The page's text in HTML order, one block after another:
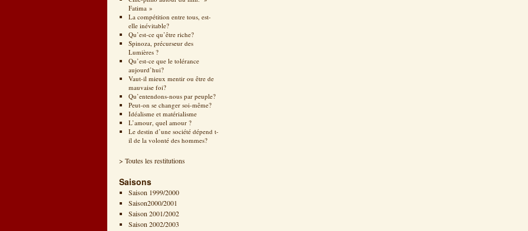
Fatima »
La compétition entre tous, est-
elle inévitable?
Qu’est-ce qu’être riche?
Spinoza, précurseur des
Lumières ?
Qu’est-ce que le tolérance
aujourd’hui?
Vaut-il mieux mentir ou être de
mauvaise foi?
Qu’entendons-nous par peuple?
Peut-on se changer soi-même?
Idéalisme et matérialisme
L’amour, quel amour ?
Le destin d’une société dépend t-
il de la volonté des hommes?
> Toutes les restitutions
Saisons
Saison 1999/2000
Saison2000/2001
Saison 2001/2002
Saison 2002/2003